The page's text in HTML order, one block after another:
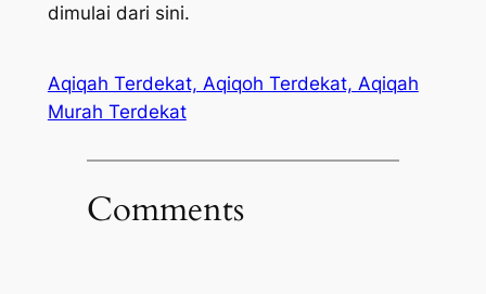
dimulai dari sini.
Aqiqah Terdekat, Aqiqoh Terdekat, Aqiqah
Murah Terdekat
Comments